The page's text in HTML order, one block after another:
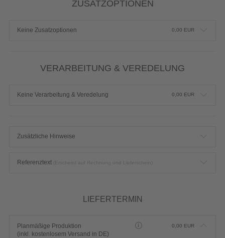
ZUSATZOPTIONEN
Keine Zusatzoptionen 0,00 EUR
VERARBEITUNG & VEREDELUNG
Keine Verarbeitung & Veredelung 0,00 EUR
Zusätzliche Hinweise
Referenztext
LIEFERTERMIN
Planmäßige Produktion
(inkl. kostenlosem Versand in DE)
0,00 EUR